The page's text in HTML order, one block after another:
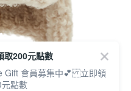
取200元點數
Gift 會員募集中💕 立即領
點數